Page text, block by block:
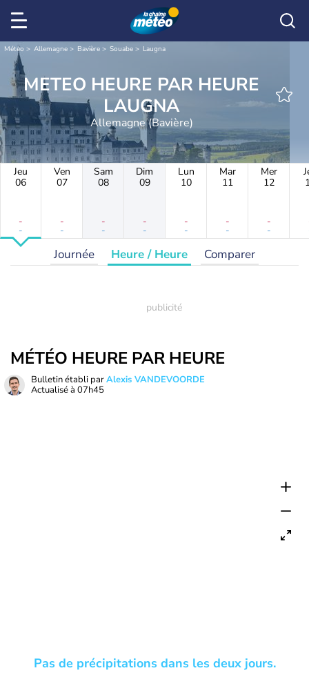
Météo Allemagne Bavière Souabe Laugna
METEO HEURE PAR HEURE
LAUGNA
Allemagne (Bavière)
Jeu
06
-
-
Ven
07
-
-
Sam
08
-
-
Dim
09
-
-
Lun
10
-
-
Mar
11
-
-
Mer
12
-
-
Journée Heure / Heure Comparer
MÉTÉO HEURE PAR HEURE
Bulletin établi parAlexis VANDEVOORDE
Actualisé à 07h45
Pas de précipitations dans les deux jours.